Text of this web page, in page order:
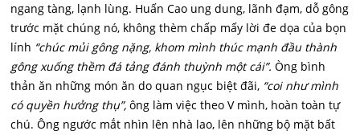
ngang tàng, lạnh lùng. Huấn Cao ung dung, lãnh đạm, dỗ gông
trước mặt chúng nó, không thèm chấp mấy lời đe dọa của bọn
lính “chúc mủi gông nặng, khom mình thúc mạnh đầu thành
gông xuống thềm đá tảng đánh thuỳnh một cái”. Òng bình
thản ăn những món ăn do quan ngục biệt đãi, “coi như mình
có quyền hưởng thụ”, ông làm việc theo V mình, hoàn toàn tự
chú. Ông ngước mắt nhìn lên nhà lao, lên những bộ mặt bất